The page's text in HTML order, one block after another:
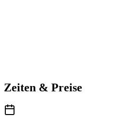
Zeiten & Preise